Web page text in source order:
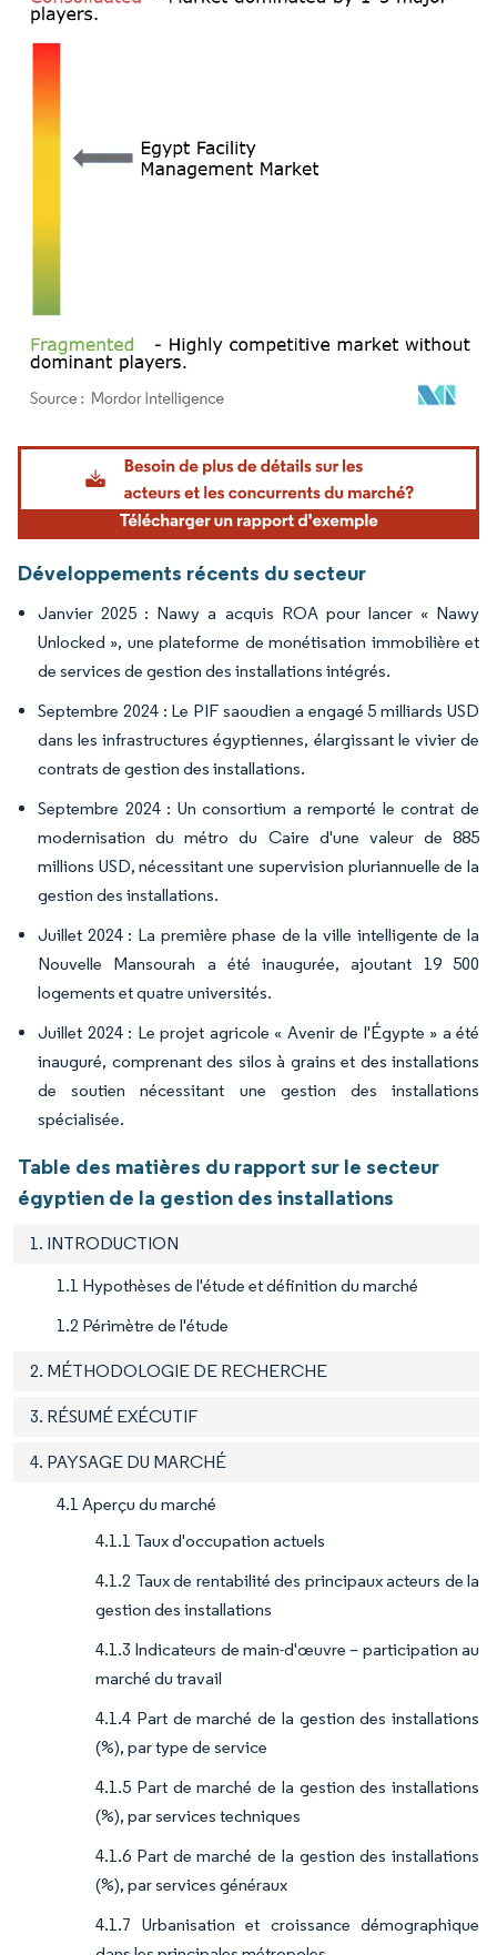
Image © Mordor Intelligence. La réutilisation nécessite une attribution sous CC BY
Développements récents du secteur
Janvier 2025 : Nawy a acquis ROA pour lancer « Nawy
Unlocked », une plateforme de monétisation immobilière et
de services de gestion des installations intégrés.
Septembre 2024 : Le PIF saoudien a engagé 5 milliards USD
dans les infrastructures égyptiennes, élargissant le vivier de
contrats de gestion des installations.
Septembre 2024 : Un consortium a remporté le contrat de
modernisation du métro du Caire d'une valeur de 885
millions USD, nécessitant une supervision pluriannuelle de la
gestion des installations.
Juillet 2024 : La première phase de la ville intelligente de la
Nouvelle Mansourah a été inaugurée, ajoutant 19 500
logements et quatre universités.
Juillet 2024 : Le projet agricole « Avenir de l'Égypte » a été
inauguré, comprenant des silos à grains et des installations
de soutien nécessitant une gestion des installations
spécialisée.
Table des matières du rapport sur le secteur
égyptien de la gestion des installations
1. INTRODUCTION
1.1 Hypothèses de l'étude et définition du marché
1.2 Périmètre de l'étude
2. MÉTHODOLOGIE DE RECHERCHE
3. RÉSUMÉ EXÉCUTIF
4. PAYSAGE DU MARCHÉ
4.1 Aperçu du marché
4.1.1 Taux d'occupation actuels
4.1.2 Taux de rentabilité des principaux acteurs de la
gestion des installations
4.1.3 Indicateurs de main-d'œuvre – participation au
marché du travail
4.1.4 Part de marché de la gestion des installations
(%), par type de service
4.1.5 Part de marché de la gestion des installations
(%), par services techniques
4.1.6 Part de marché de la gestion des installations
(%), par services généraux
4.1.7 Urbanisation et croissance démographique